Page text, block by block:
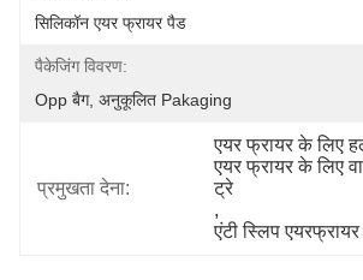
सिलिकॉन एयर फ्रायर पैड
पैकेजिंग विवरण:
Opp बैग, अनुकूलित Pakaging
प्रमुखता देना:
एयर फ्रायर के लिए
एयर फ्रायर के लिए
ट्रे
,
एंटी स्लिप